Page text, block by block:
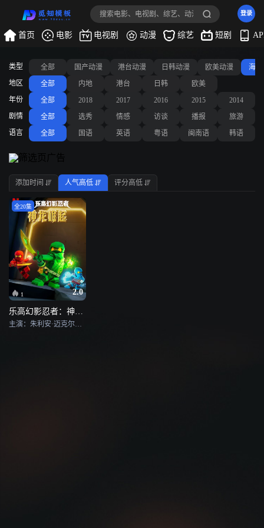
登录
首页 电影 电视剧 动漫 综艺 短剧
类型 全部 国产动漫 港台动漫 日韩动漫 欧美动漫
海
地区
全部 内地 港台 日韩
欧美
年份
全部 2018 2017 2016 2015
2014
剧情
全部 选秀 情感 访谈 播报
旅游
语言
全部 国语 英语 粤语 闽南语 韩语
添加时间 人气高低 评分高低
1 2.0
全20集